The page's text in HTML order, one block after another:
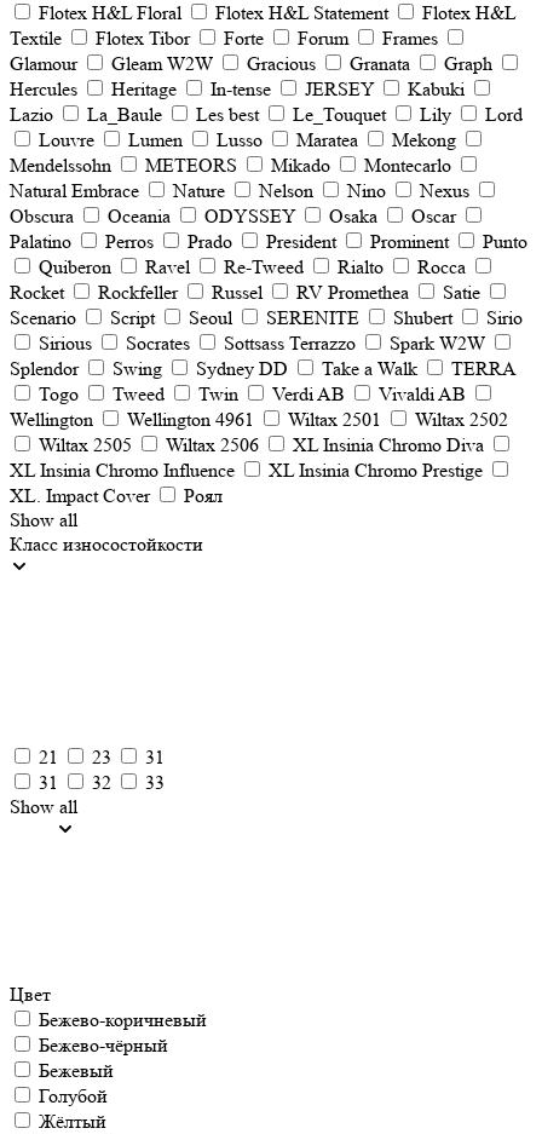
Flotex H&L Floral
Flotex H&L Statement
Flotex H&L
Textile
Flotex Tibor Forte Forum
Frames
Glamour
Gleam W2W Gracious Granata
Graph
Hercules
Heritage In-tense JERSEY
Kabuki
Lazio
La_Baule Les best Le_Touquet Lily
Lord
Louvre
Lumen Lusso Maratea
Mekong
Mendelssohn
METEORS Mikado
Montecarlo
Natural Embrace
Nature Nelson Nino
Nеxus
Obscura
Oceania ODYSSEY Osaka
Oscar
Palatino
Perros Prado President Prominent
Punto
Quiberon
Ravel Re-Tweed Rialto
Rocca
Rocket
Rockfeller Russel RV Promethea
Satie
Scenario
Script Seoul SERENITE Shubert
Sirio
Sirious
Socrates Sottsass Terrazzo
Spark W2W
Splendor
Swing Sydney DD Take a Walk
TERRA
Togo
Tweed Twin Verdi AB
Vivaldi AB
Wellington
Wellington 4961 Wiltax 2501
Wiltax 2502
Wiltax 2505
Wiltax 2506
XL Insinia Chromo Diva
XL Insinia Chromo Influence
XL Insinia Chromo Prestige
XL. Impact Cover
Роял
Show all
Класс износостойкости
21 23
31
31
32
33
Show all
Цвет
Бежево-коричневый
Бежево-чёрный
Бежевый
Голубой
Жёлтый